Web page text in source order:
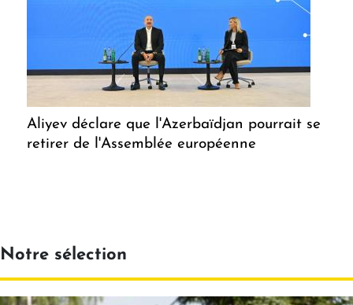
Aliyev déclare que l'Azerbaïdjan pourrait se
retirer de l'Assemblée européenne
Notre sélection